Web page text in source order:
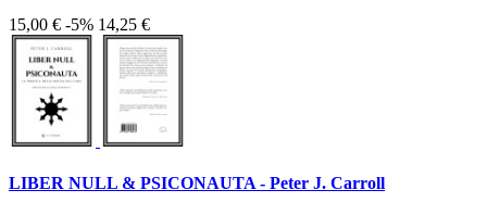
15,00 € -5% 14,25 €
LIBER NULL & PSICONAUTA - Peter J. Carroll